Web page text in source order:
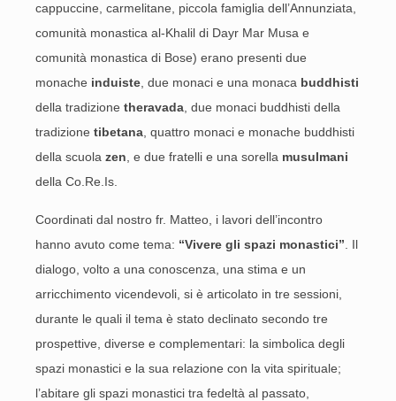
cappuccine, carmelitane, piccola famiglia dell’Annunziata,
comunità monastica al-Khalil di Dayr Mar Musa e
comunità monastica di Bose) erano presenti due
monache induiste , due monaci e una monaca buddhisti
della tradizione theravada , due monaci buddhisti della
tradizione tibetana , quattro monaci e monache buddhisti
della scuola zen , e due fratelli e una sorella musulmani
della Co.Re.Is.
Coordinati dal nostro fr. Matteo, i lavori dell’incontro
hanno avuto come tema: “Vivere gli spazi monastici” . Il
dialogo, volto a una conoscenza, una stima e un
arricchimento vicendevoli, si è articolato in tre sessioni,
durante le quali il tema è stato declinato secondo tre
prospettive, diverse e complementari: la simbolica degli
spazi monastici e la sua relazione con la vita spirituale;
l’abitare gli spazi monastici tra fedeltà al passato,